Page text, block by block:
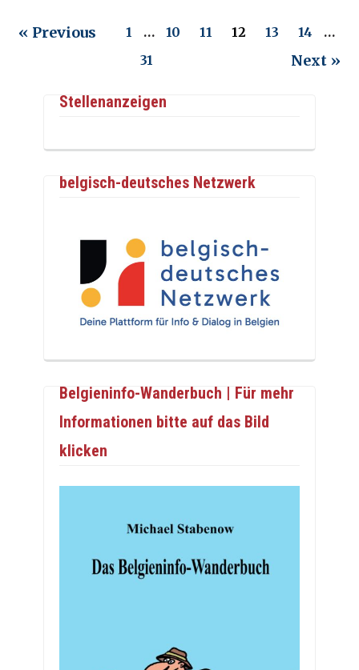
« Previous 1 … 10 11 12 13 14
…
31
Next »
Stellenanzeigen
belgisch-deutsches Netzwerk
Belgieninfo-Wanderbuch | Für mehr
Informationen bitte auf das Bild
klicken